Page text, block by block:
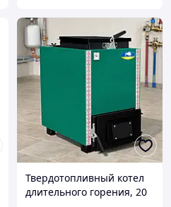
Твердотопливный котел
длительного горения, 20